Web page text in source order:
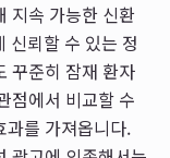
지속 가능한 신환
신뢰할 수 있는 정
꾸준히 잠재 환자
점에서 비교할 수
과를 가져옵니다.